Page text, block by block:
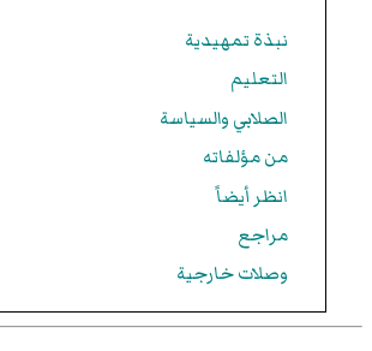
نبذة تمهيدية
التعليم
الصلابي والسياسة
من مؤلفاته
انظر أيضاً
مراجع
وصلات خارجية